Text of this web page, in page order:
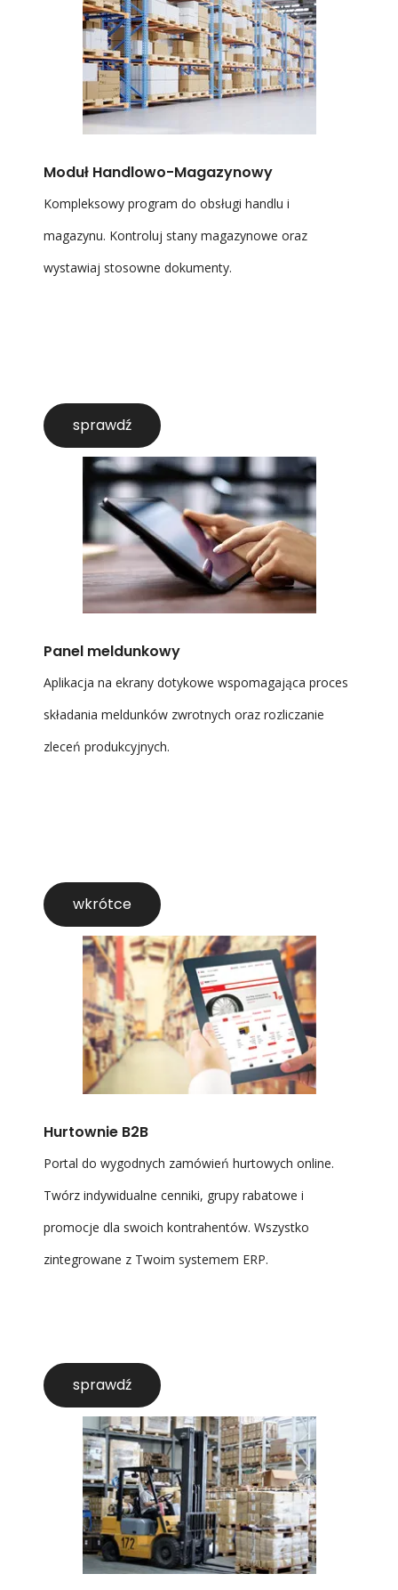
Moduł Handlowo-Magazynowy
Kompleksowy program do obsługi handlu i
magazynu. Kontroluj stany magazynowe oraz
wystawiaj stosowne dokumenty.
sprawdź
Panel meldunkowy
Aplikacja na ekrany dotykowe wspomagająca proces
składania meldunków zwrotnych oraz rozliczanie
zleceń produkcyjnych.
wkrótce
Hurtownie B2B
Portal do wygodnych zamówień hurtowych online.
Twórz indywidualne cenniki, grupy rabatowe i
promocje dla swoich kontrahentów. Wszystko
zintegrowane z Twoim systemem ERP.
sprawdź